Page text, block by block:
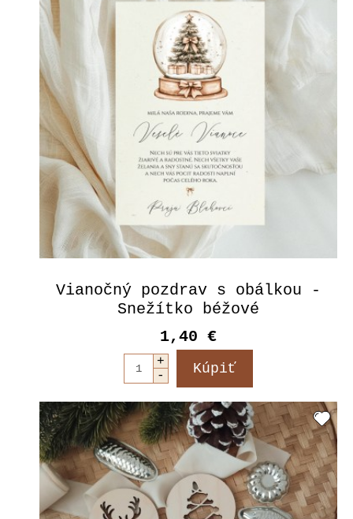
Vianočný pozdrav s obálkou -
Snežítko béžové
1,40 €